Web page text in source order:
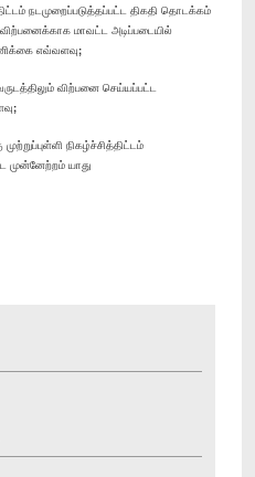
நடமுறைப்படுத்தப்பட்ட திகதி தொடக்கம்
மாவட்ட அடிப்படையில்
எவ்வளவு;
விற்பனை செய்யப்பட்ட
நிகழ்ச்சித்திட்டம்
முன்னேற்றம் யாது